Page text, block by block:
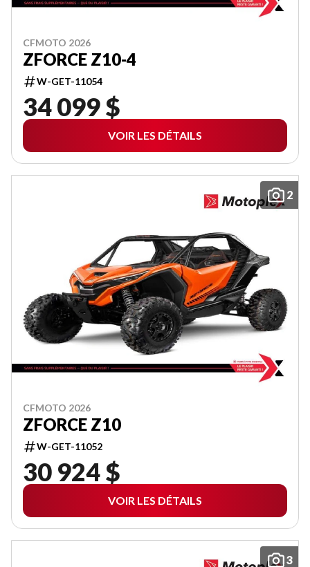
CFMOTO 2026
ZFORCE Z10-4
W-GET-11054
34 099 $
VOIR LES DÉTAILS
2
CFMOTO 2026
ZFORCE Z10
W-GET-11052
30 924 $
VOIR LES DÉTAILS
3